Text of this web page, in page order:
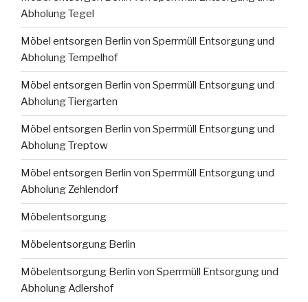
Abholung Tegel
Möbel entsorgen Berlin von Sperrmüll Entsorgung und
Abholung Tempelhof
Möbel entsorgen Berlin von Sperrmüll Entsorgung und
Abholung Tiergarten
Möbel entsorgen Berlin von Sperrmüll Entsorgung und
Abholung Treptow
Möbel entsorgen Berlin von Sperrmüll Entsorgung und
Abholung Zehlendorf
Möbelentsorgung
Möbelentsorgung Berlin
Möbelentsorgung Berlin von Sperrmüll Entsorgung und
Abholung Adlershof